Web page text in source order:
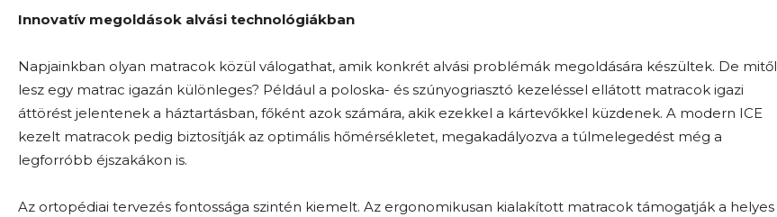
Innovatív megoldások alvási technológiákban
Napjainkban olyan matracok közül válogathat, amik konkrét alvási problémák megoldására készültek. De mitől
lesz egy matrac igazán különleges? Például a poloska- és szúnyogriasztó kezeléssel ellátott matracok igazi
áttörést jelentenek a háztartásban, főként azok számára, akik ezekkel a kártevőkkel küzdenek. A modern ICE
kezelt matracok pedig biztosítják az optimális hőmérsékletet, megakadályozva a túlmelegedést még a
legforróbb éjszakákon is.
Az ortopédiai tervezés fontossága szintén kiemelt. Az ergonomikusan kialakított matracok támogatják a helyes